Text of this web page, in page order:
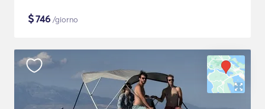
$746 /giorno